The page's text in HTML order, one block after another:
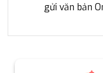
gửi văn bản